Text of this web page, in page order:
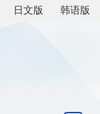
日文版 韩语版